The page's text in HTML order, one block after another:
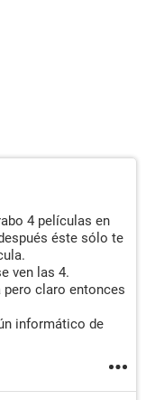
4 películas en
éste sólo te
ven las 4.
pero claro entonces
informático de